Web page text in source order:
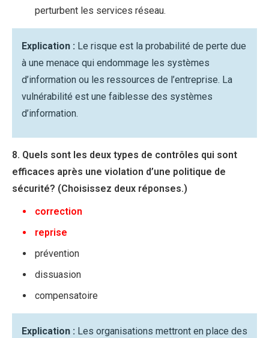
perturbent les services réseau.
Explication : Le risque est la probabilité de perte due
à une menace qui endommage les systèmes
d’information ou les ressources de l’entreprise. La
vulnérabilité est une faiblesse des systèmes
d’information.
8. Quels sont les deux types de contrôles qui sont
efficaces après une violation d’une politique de
sécurité? (Choisissez deux réponses.)
correction
reprise
prévention
dissuasion
compensatoire
Explication : Les organisations mettront en place des